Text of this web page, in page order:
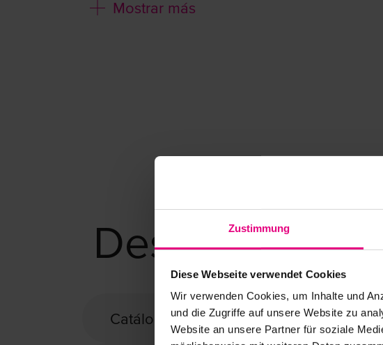
Zustimmung
Diese Webseite verwendet Cookies
Wir verwenden Cookies, um Inhalte und
und die Zugriffe auf unsere Website zu
Website an unsere Partner für soziale
Mostrar más
Descargas
Catálogo Harmonic Drive® Reductores